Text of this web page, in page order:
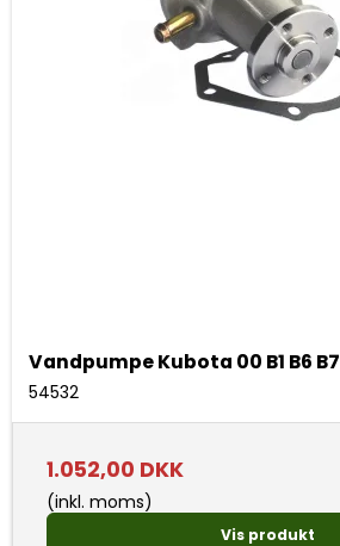
Vandpumpe Kubota 00 B1 B6 B7
54532
1.052,00 DKK
(inkl. moms)
Vis produkt